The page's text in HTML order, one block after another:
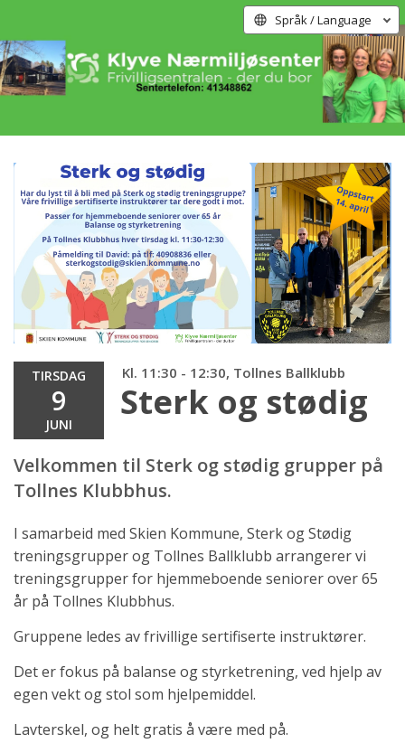
Språk / Language
TIRSDAG
9
JUNI
Kl. 11:30 - 12:30, Tollnes Ballklubb
Sterk og stødig
Velkommen til Sterk og stødig grupper på
Tollnes Klubbhus.
I samarbeid med Skien Kommune, Sterk og Stødig
treningsgrupper og Tollnes Ballklubb arrangerer vi
treningsgrupper for hjemmeboende seniorer over 65
år på Tollnes Klubbhus.
Gruppene ledes av frivillige sertifiserte instruktører.
Det er fokus på balanse og styrketrening, ved hjelp av
egen vekt og stol som hjelpemiddel.
Lavterskel, og helt gratis å være med på.